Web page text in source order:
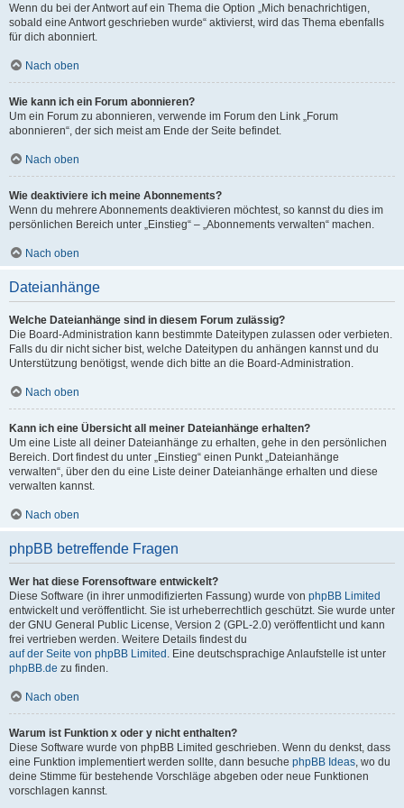
Wenn du bei der Antwort auf ein Thema die Option „Mich benachrichtigen,
sobald eine Antwort geschrieben wurde“ aktivierst, wird das Thema ebenfalls
für dich abonniert.
Nach oben
Wie kann ich ein Forum abonnieren?
Um ein Forum zu abonnieren, verwende im Forum den Link „Forum
abonnieren“, der sich meist am Ende der Seite befindet.
Nach oben
Wie deaktiviere ich meine Abonnements?
Wenn du mehrere Abonnements deaktivieren möchtest, so kannst du dies im
persönlichen Bereich unter „Einstieg“ – „Abonnements verwalten“ machen.
Nach oben
Dateianhänge
Welche Dateianhänge sind in diesem Forum zulässig?
Die Board-Administration kann bestimmte Dateitypen zulassen oder verbieten.
Falls du dir nicht sicher bist, welche Dateitypen du anhängen kannst und du
Unterstützung benötigst, wende dich bitte an die Board-Administration.
Nach oben
Kann ich eine Übersicht all meiner Dateianhänge erhalten?
Um eine Liste all deiner Dateianhänge zu erhalten, gehe in den persönlichen
Bereich. Dort findest du unter „Einstieg“ einen Punkt „Dateianhänge
verwalten“, über den du eine Liste deiner Dateianhänge erhalten und diese
verwalten kannst.
Nach oben
phpBB betreffende Fragen
Wer hat diese Forensoftware entwickelt?
Diese Software (in ihrer unmodifizierten Fassung) wurde von phpBB Limited
entwickelt und veröffentlicht. Sie ist urheberrechtlich geschützt. Sie wurde unter
der GNU General Public License, Version 2 (GPL-2.0) veröffentlicht und kann
frei vertrieben werden. Weitere Details findest du
auf der Seite von phpBB Limited . Eine deutschsprachige Anlaufstelle ist unter
phpBB.de zu finden.
Nach oben
Warum ist Funktion x oder y nicht enthalten?
Diese Software wurde von phpBB Limited geschrieben. Wenn du denkst, dass
eine Funktion implementiert werden sollte, dann besuche phpBB Ideas, wo du
deine Stimme für bestehende Vorschläge abgeben oder neue Funktionen
vorschlagen kannst.